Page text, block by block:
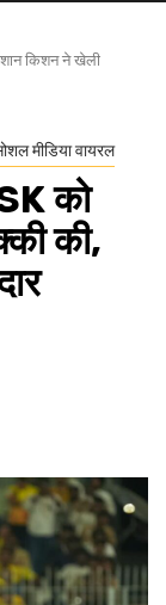
किशन ने खेली
मीडिया वायरल
को
की,